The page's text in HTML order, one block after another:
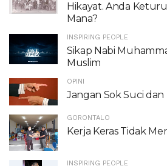
Hikayat. Anda
Mana?
INSPIRING PEOPLE
Sikap Nabi
Muslim
OPINI
Jangan Sok Suci
GORONTALO
Kerja Keras Tidak
INSPIRING PEOPLE